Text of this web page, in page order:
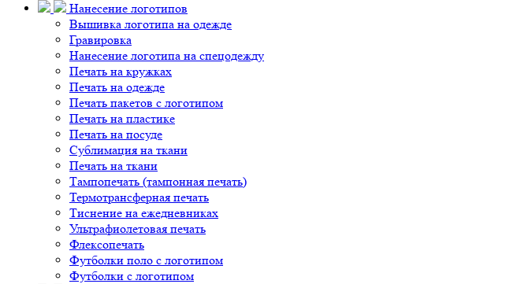
Нанесение логотипов
Вышивка логотипа на одежде
Гравировка
Нанесение логотипа на спецодежду
Печать на кружках
Печать на одежде
Печать пакетов с логотипом
Печать на пластике
Печать на посуде
Сублимация на ткани
Печать на ткани
Тампопечать (тампонная печать)
Термотрансферная печать
Тиснение на ежедневниках
Ультрафиолетовая печать
Флексопечать
Футболки поло с логотипом
Футболки с логотипом